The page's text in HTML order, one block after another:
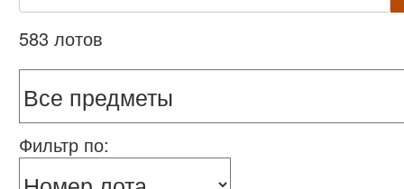
583 лотов
Фильтр по: